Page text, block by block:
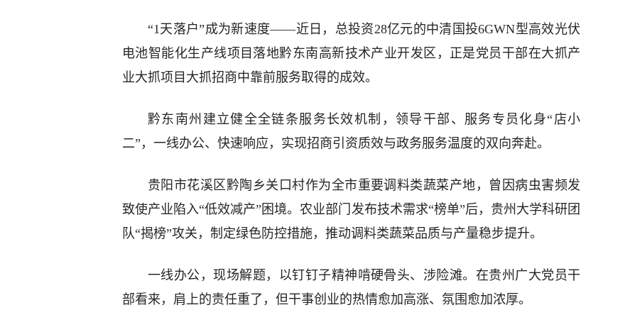
“1天落户”成为新速度——近日，总投资28亿元的中清国投6GWN型高效光伏
电池智能化生产线项目落地黔东南高新技术产业开发区，正是党员干部在大抓产
业大抓项目大抓招商中靠前服务取得的成效。
黔东南州建立健全全链条服务长效机制，领导干部、服务专员化身“店小
二”，一线办公、快速响应，实现招商引资质效与政务服务温度的双向奔赴。
贵阳市花溪区黔陶乡关口村作为全市重要调料类蔬菜产地，曾因病虫害频发
致使产业陷入“低效减产”困境。农业部门发布技术需求“榜单”后，贵州大学科研团
队“揭榜”攻关，制定绿色防控措施，推动调料类蔬菜品质与产量稳步提升。
一线办公，现场解题，以钉钉子精神啃硬骨头、涉险滩。在贵州广大党员干
部看来，肩上的责任重了，但干事创业的热情愈加高涨、氛围愈加浓厚。